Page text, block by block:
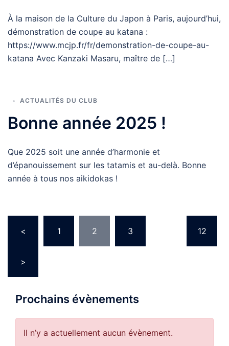
À la maison de la Culture du Japon à Paris, aujourd’hui,
démonstration de coupe au katana :
https://www.mcjp.fr/fr/demonstration-de-coupe-au-
katana Avec Kanzaki Masaru, maître de […]
ACTUALITÉS DU CLUB
Bonne année 2025 !
Que 2025 soit une année d’harmonie et
d’épanouissement sur les tatamis et au-delà. Bonne
année à tous nos aikidokas !
des
publications
< 1 2 3 12
>
Prochains évènements
Il n’y a actuellement aucun évènement.